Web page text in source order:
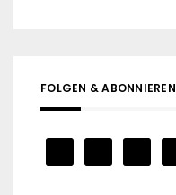
FOLGEN & ABONNIEREN